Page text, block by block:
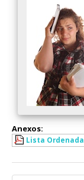
Anexos:
Lista